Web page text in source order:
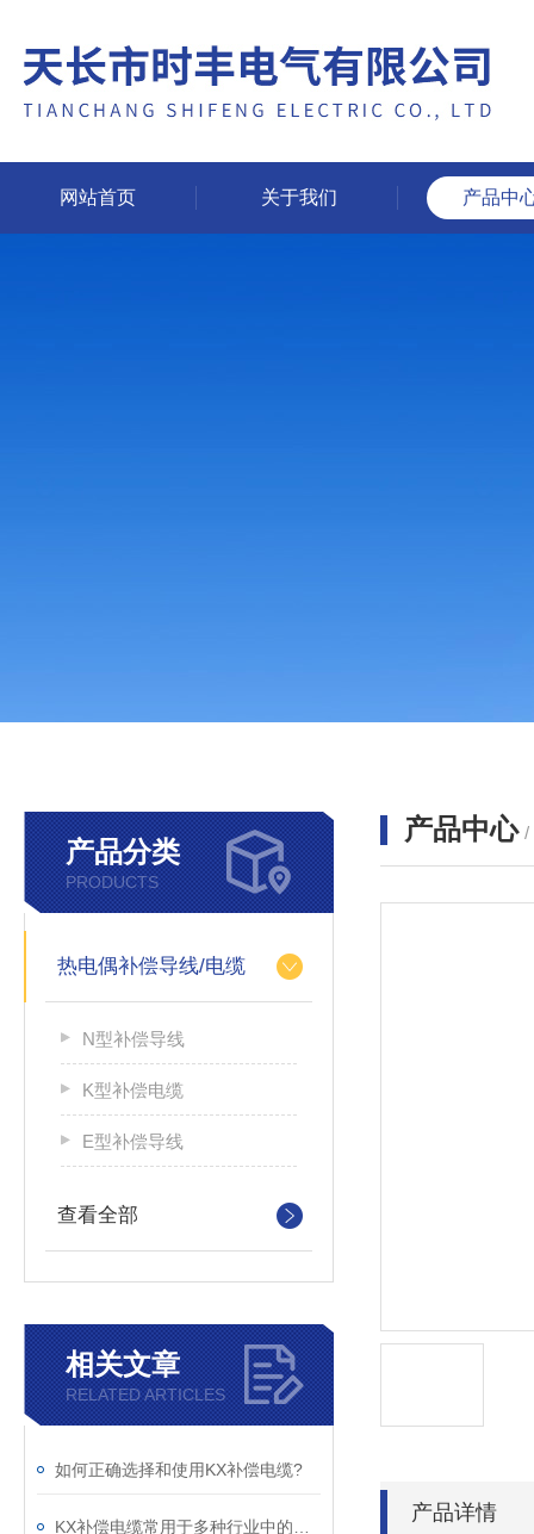
网站首页 关于我们 产品中
产品分类
PRODUCTS
热电偶补偿导线/电缆
N型补偿导线
K型补偿电缆
E型补偿导线
查看全部
相关文章
RELATED ARTICLES
如何正确选择和使用KX补偿电缆?
产品中心 /
产品详情